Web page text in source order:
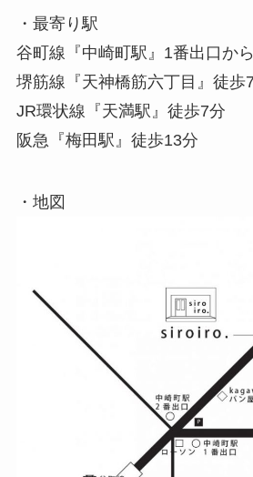
・最寄り駅
谷町線『中崎町駅』1番出口か
堺筋線『天神橋筋六丁目』徒歩
JR環状線『天満駅』徒歩7分
阪急『梅田駅』徒歩13分
・地図